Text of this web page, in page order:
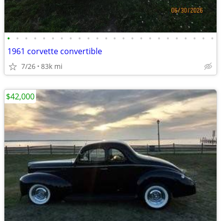
• • • • • • • • • • • • • • • • • • • • • • • •
1961 corvette convertible
7/26 83k mi
$42,000